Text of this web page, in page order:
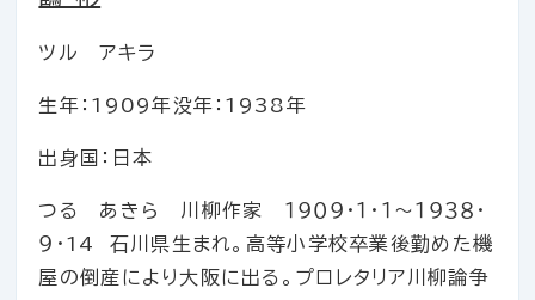
ツル アキラ
生年：1909年没年：1938年
出身国：日本
つる あきら 川柳作家 １９０９・１・１～１９３８・
９・14 石川県生まれ。高等小学校卒業後勤めた機
屋の倒産により大阪に出る。プロレタリア川柳論争